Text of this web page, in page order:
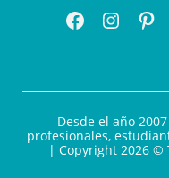
Desde el año
profesionales,
| Copyright 2026 ©